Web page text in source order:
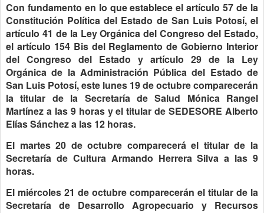
Con fundamento en lo que establece el artículo 57 de la
Constitución Política del Estado de San Luis Potosí, el
artículo 41 de la Ley Orgánica del Congreso del Estado,
el artículo 154 Bis del Reglamento de Gobierno Interior
del Congreso del Estado y artículo 29 de la Ley
Orgánica de la Administración Pública del Estado de
San Luis Potosí, este lunes 19 de octubre comparecerán
la titular de la Secretaría de Salud Mónica Rangel
Martínez a las 9 horas y el titular de SEDESORE Alberto
Elías Sánchez a las 12 horas.
El martes 20 de octubre comparecerá el titular de la
Secretaría de Cultura Armando Herrera Silva a las 9
horas.
El miércoles 21 de octubre comparecerán el titular de la
Secretaría de Desarrollo Agropecuario y Recursos